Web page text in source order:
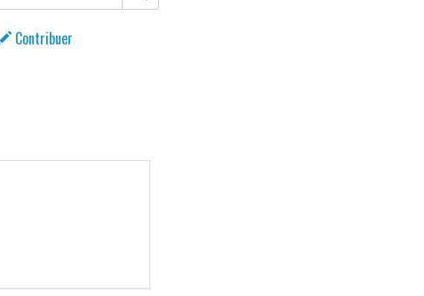
Contribuer